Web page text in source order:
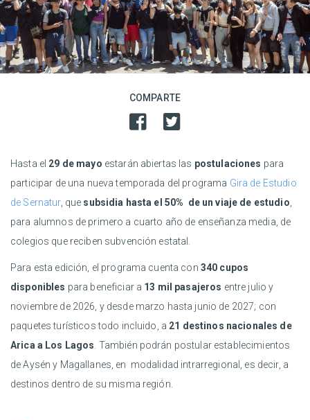
COMPARTE
Hasta el 29 de mayo estarán abiertas las postulaciones para
participar de una nueva temporada del programa Gira de Estudio
de Sernatur, que subsidia hasta el 50% de un viaje de estudio
para alumnos de primero a cuarto año de enseñanza media, de
colegios que reciben subvención estatal.
Para esta edición, el programa cuenta con 340 cupos
disponibles para beneficiar a 13 mil pasajeros entre julio y
noviembre de 2026, y desde marzo hasta junio de 2027; con
paquetes turísticos todo incluido, a 21 destinos nacionales de
Arica a Los Lagos . También podrán postular establecimientos
de Aysén y Magallanes, en modalidad intrarregional, es decir, a
destinos dentro de su misma región.